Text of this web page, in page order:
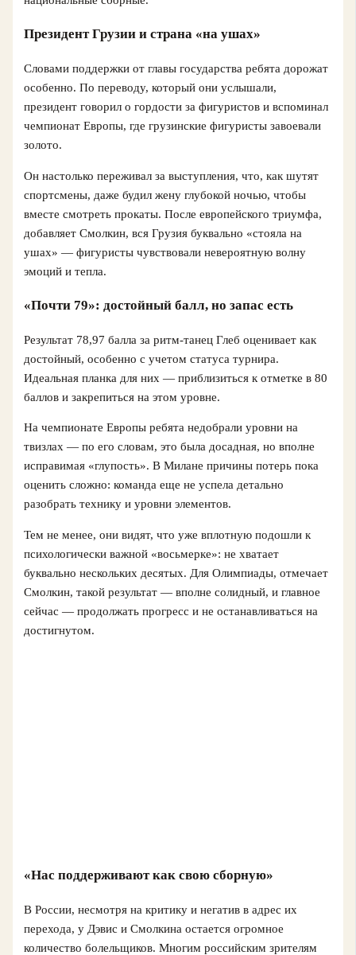
Президент Грузии и страна «на ушах»
Словами поддержки от главы государства ребята дорожат
особенно. По переводу, который они услышали,
президент говорил о гордости за фигуристов и вспоминал
чемпионат Европы, где грузинские фигуристы завоевали
золото.
Он настолько переживал за выступления, что, как шутят
спортсмены, даже будил жену глубокой ночью, чтобы
вместе смотреть прокаты. После европейского триумфа,
добавляет Смолкин, вся Грузия буквально «стояла на
ушах» — фигуристы чувствовали невероятную волну
эмоций и тепла.
«Почти 79»: достойный балл, но запас есть
Результат 78,97 балла за ритм-танец Глеб оценивает как
достойный, особенно с учетом статуса турнира.
Идеальная планка для них — приблизиться к отметке в 80
баллов и закрепиться на этом уровне.
На чемпионате Европы ребята недобрали уровни на
твизлах — по его словам, это была досадная, но вполне
исправимая «глупость». В Милане причины потерь пока
оценить сложно: команда еще не успела детально
разобрать технику и уровни элементов.
Тем не менее, они видят, что уже вплотную подошли к
психологически важной «восьмерке»: не хватает
буквально нескольких десятых. Для Олимпиады, отмечает
Смолкин, такой результат — вполне солидный, и главное
сейчас — продолжать прогресс и не останавливаться на
достигнутом.
«Нас поддерживают как свою сборную»
В России, несмотря на критику и негатив в адрес их
перехода, у Дэвис и Смолкина остается огромное
количество болельщиков. Многим российским зрителям